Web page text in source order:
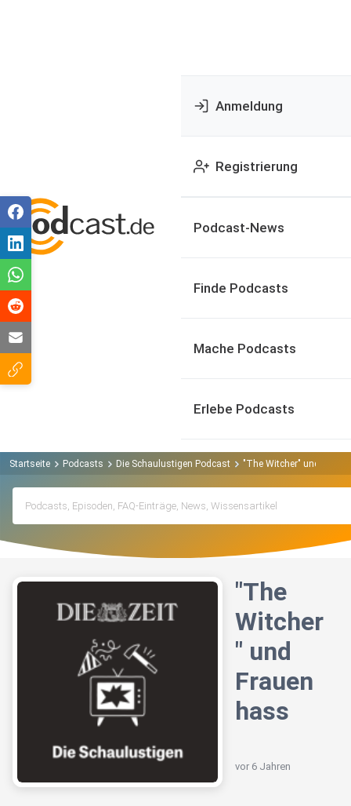
Anmeldung
Registrierung
Podcast-News
Finde Podcasts
Mache Podcasts
Erlebe Podcasts
Startseite Podcasts Die Schaulustigen Podcast "The Witcher" und
"The
Witcher
" und
Frauen
hass
vor 6 Jahren